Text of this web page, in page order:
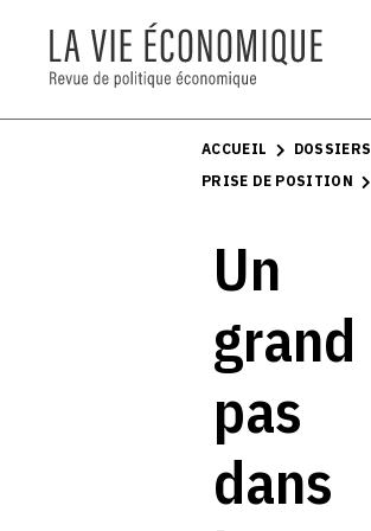
ACCUEIL DOSSIERS
PRISE DE POSITION
Un
grand
pas
dans